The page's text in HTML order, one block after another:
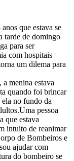
que estava se
tarde de domingo
para ser
com hospitais
um dilema para
menina estava
quando foi brincar
no fundo da
pessoa
que estava
intuito de reanimar
de Bombeiros e
ajudar com
do bombeiro se